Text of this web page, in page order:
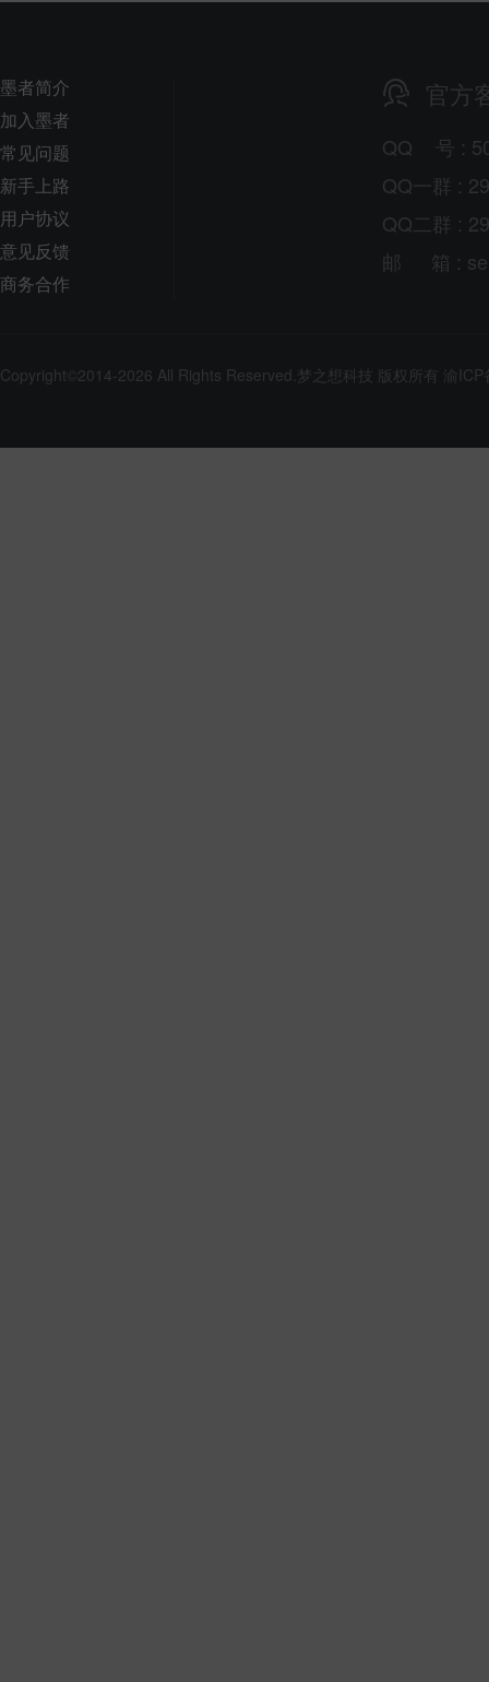
墨者简介
加入墨者
常见问题
新手上路
用户协议
意见反馈
商务合作
官方
QQ 号 :
QQ一群 :
QQ二群 :
邮
箱 :
Copyright©2014-2026 All Rights Reserved.梦之想科技 版权所有 渝